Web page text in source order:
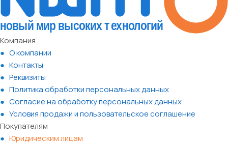
Компания
О компании
Контакты
Реквизиты
Политика обработки персональных данных
Согласие на обработку персональных данных
Условия продажи и пользовательское соглашение
Покупателям
Юридическим лицам